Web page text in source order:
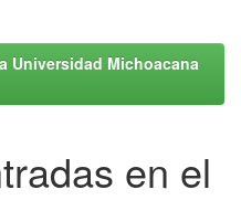
Universidad Michoacana
en el